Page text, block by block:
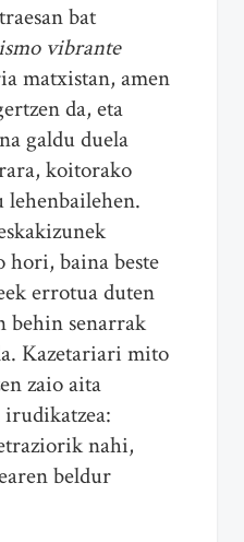
bat
vibrante
matxistan, amen
da, eta
galdu duela
koitorako
lehenbailehen.
hori, baina beste
errotua duten
behin senarrak
Kazetariari mito
zaio aita
nahi,
beldur